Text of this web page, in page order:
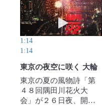
影・本社ヘリから】
2025年11月4日公開
動画を再生
1:14
1:14
東京の夜空に咲く 大輪
東京の夏の風物詩「第
４８回隅田川花火大
会」が２６日夜、開か